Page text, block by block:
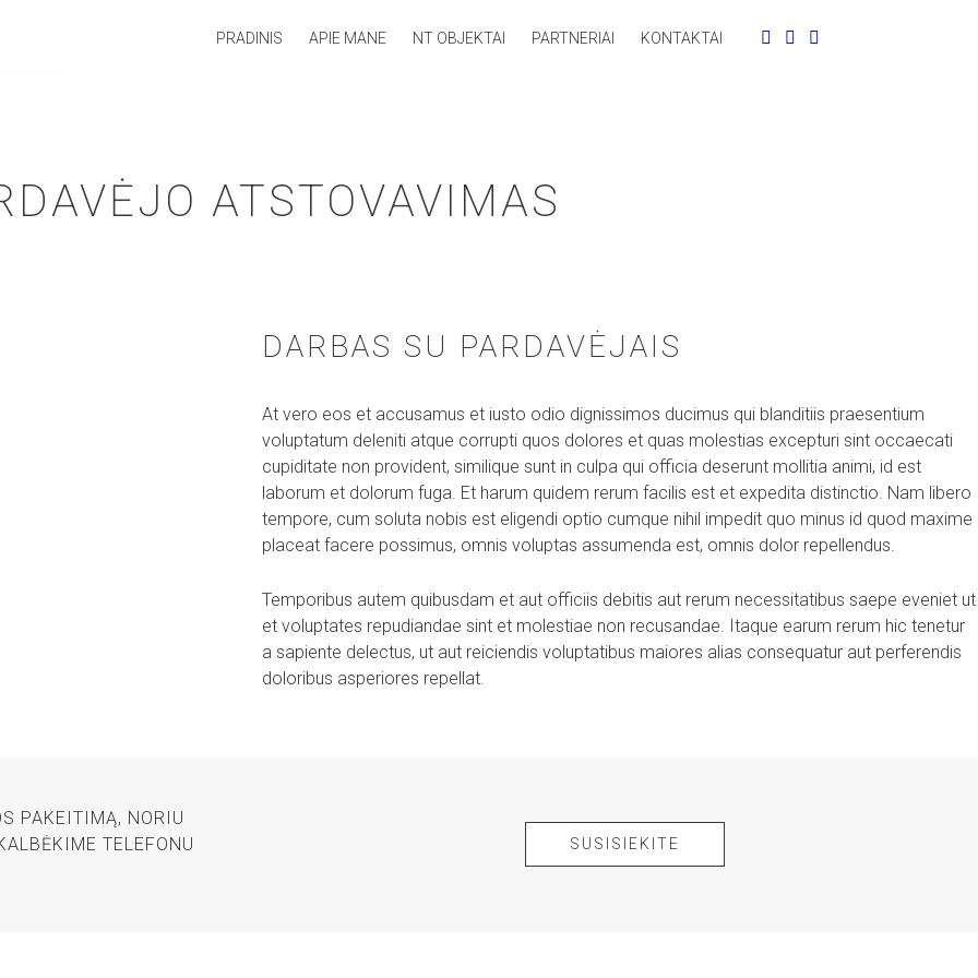
PRADINIS APIE MANE NT OBJEKTAI PARTNERIAI KONTAKTAI
ATSTOVAVIMAS
DARBAS SU PARDAVĖJAIS
At vero eos et accusamus et iusto odio dignissimos ducimus qui blanditiis praesentium
voluptatum deleniti atque corrupti quos dolores et quas molestias excepturi sint occaecati
cupiditate non provident, similique sunt in culpa qui officia deserunt mollitia animi, id est
laborum et dolorum fuga. Et harum quidem rerum facilis est et expedita distinctio. Nam libero
tempore, cum soluta nobis est eligendi optio cumque nihil impedit quo minus id quod maxime
placeat facere possimus, omnis voluptas assumenda est, omnis dolor repellendus.
Temporibus autem quibusdam et aut officiis debitis aut rerum necessitatibus saepe eveniet ut
et voluptates repudiandae sint et molestiae non recusandae. Itaque earum rerum hic tenetur
a sapiente delectus, ut aut reiciendis voluptatibus maiores alias consequatur aut perferendis
doloribus asperiores repellat.
PAKEITIMĄ, NORIU
TELEFONU
SUSISIEKITE